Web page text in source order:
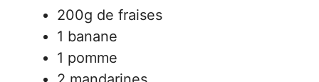
200g de fraises
1 banane
1 pomme